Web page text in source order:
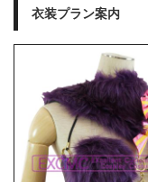
衣装プラン案内